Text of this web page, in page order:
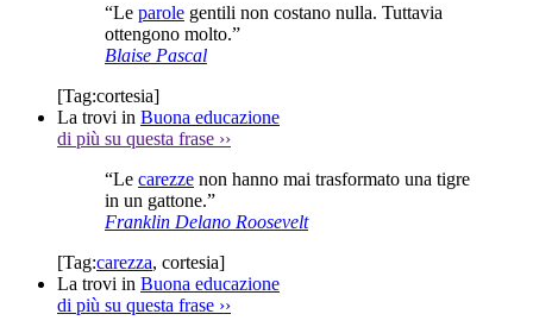
“Le parole gentili non costano nulla. Tuttavia
ottengono molto.”
Blaise Pascal
[Tag:cortesia]
La trovi in Buona educazione
di più su questa frase ››
“Le carezze non hanno mai trasformato una tigre
in un gattone.”
Franklin Delano Roosevelt
[Tag:carezza, cortesia]
La trovi in Buona educazione
di più su questa frase ››